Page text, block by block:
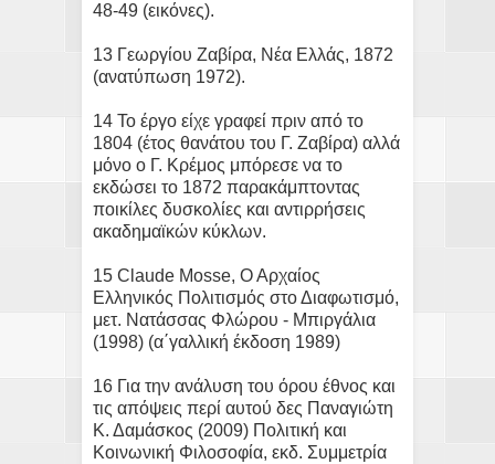
48-49 (εικόνες).
13 Γεωργίου Ζαβίρα, Νέα Ελλάς, 1872
(ανατύπωση 1972).
14 Το έργο είχε γραφεί πριν από το
1804 (έτος θανάτου του Γ. Ζαβίρα) αλλά
μόνο ο Γ. Κρέμος μπόρεσε να το
εκδώσει το 1872 παρακάμπτοντας
ποικίλες δυσκολίες και αντιρρήσεις
ακαδημαϊκών κύκλων.
15 Claude Mosse, Ο Αρχαίος
Ελληνικός Πολιτισμός στο Διαφωτισμό,
μετ. Νατάσσας Φλώρου - Μπιργάλια
(1998) (α΄γαλλική έκδοση 1989)
16 Για την ανάλυση του όρου έθνος και
τις απόψεις περί αυτού δες Παναγιώτη
Κ. Δαμάσκος (2009) Πολιτική και
Κοινωνική Φιλοσοφία, εκδ. Συμμετρία